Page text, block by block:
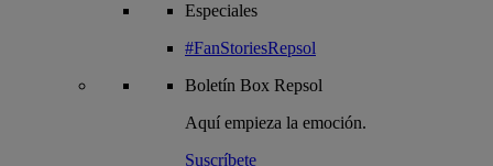
Especiales
#FanStoriesRepsol
Boletín Box Repsol
Aquí empieza la emoción.
Suscríbete